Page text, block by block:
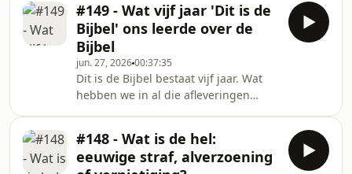
#149 - Wat vijf jaar 'Dit is de
Bijbel' ons leerde over de
Bijbel
jun. 27, 202600:37:35
Dit is de Bijbel bestaat vijf jaar. Wat
hebben we in al die afleveringen
Arnold Huijgen opnieuw? Wat is
misschien wel de mooiste zin uit de
#148 - Wat is de hel:
eeuwige straf, alverzoening